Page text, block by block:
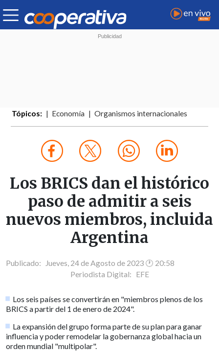
Tópicos: Economía Organismos internacionales
Los BRICS dan el histórico
paso de admitir a seis
nuevos miembros, incluida
Argentina
Publicado: Jueves, 24 de Agosto de 2023 🕐 20:58
Periodista Digital: EFE
Los seis países se convertirán en "miembros plenos de los
BRICS a partir del 1 de enero de 2024".
La expansión del grupo forma parte de su plan para ganar
influencia y poder remodelar la gobernanza global hacia un
orden mundial "multipolar".